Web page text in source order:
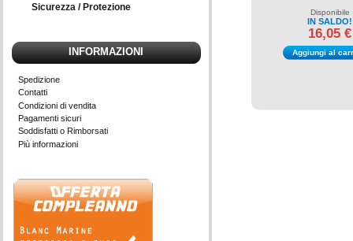
Sicurezza / Protezione
INFORMAZIONI
Spedizione
Contatti
Condizioni di vendita
Pagamenti sicuri
Soddisfatti o Rimborsati
Più informazioni
Disponibile
IN SALDO!
16,05 €
Aggiungi al